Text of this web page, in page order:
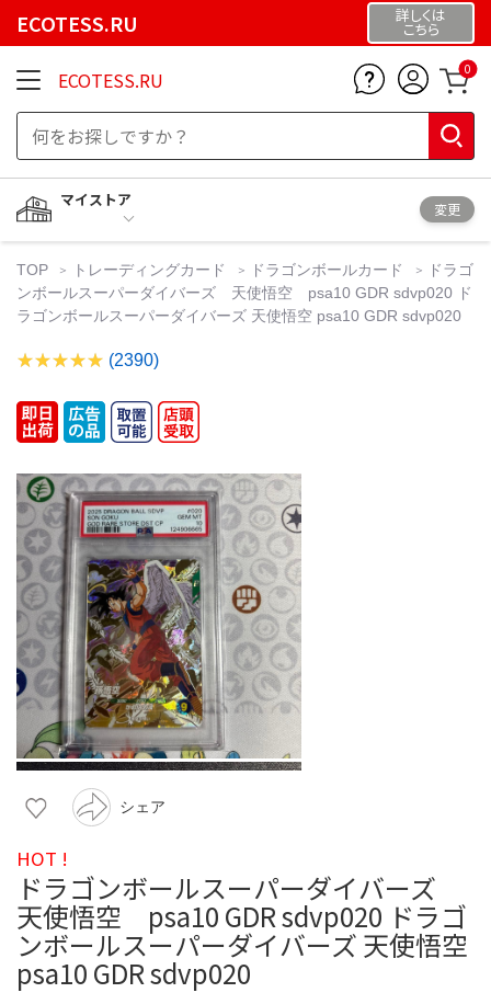
ECOTESS.RU 詳しくは
こちら
ECOTESS.RU 0
マイストア
変更
TOP トレーディングカード ドラゴンボールカード
ドラゴ
ンボールスーパーダイバーズ 天使悟空 psa10 GDR sdvp020 ド
ラゴンボールスーパーダイバーズ 天使悟空 psa10 GDR sdvp020
(2390)
シェア
HOT !
ドラゴンボールスーパーダイバーズ
天使悟空 psa10 GDR sdvp020 ドラゴ
ンボールスーパーダイバーズ 天使悟空
psa10 GDR sdvp020